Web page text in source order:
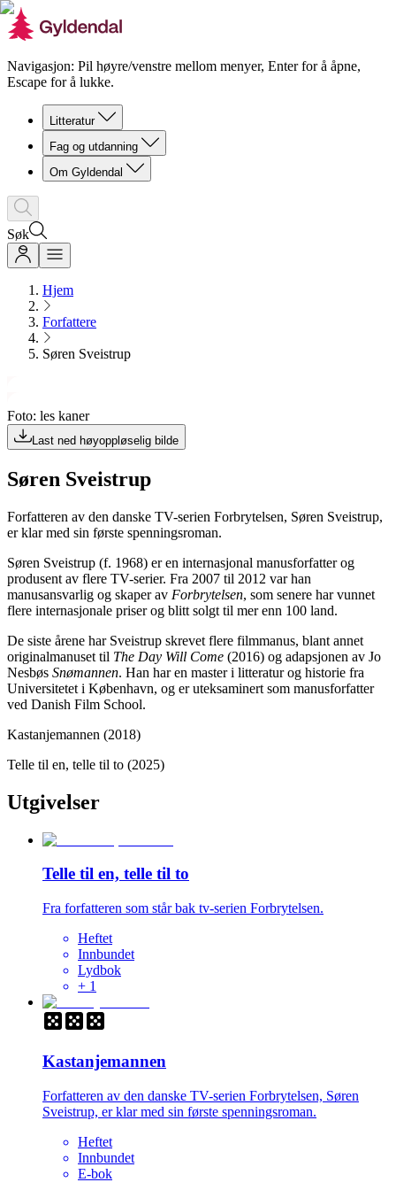
Navigasjon: Pil høyre/venstre mellom menyer, Enter for å åpne,
Escape for å lukke.
Litteratur
Fag og utdanning
Om Gyldendal
Søk
Hjem
Forfattere
Søren Sveistrup
Foto: les kaner
Last ned høyoppløselig bilde
Søren Sveistrup
Forfatteren av den danske TV-serien Forbrytelsen, Søren Sveistrup,
er klar med sin første spenningsroman.
Søren Sveistrup (f. 1968) er en internasjonal manusforfatter og
produsent av flere TV-serier. Fra 2007 til 2012 var han
manusansvarlig og skaper av Forbrytelsen, som senere har vunnet
flere internasjonale priser og blitt solgt til mer enn 100 land.
De siste årene har Sveistrup skrevet flere filmmanus, blant annet
originalmanuset til The Day Will Come (2016) og adapsjonen av Jo
Nesbøs Snømannen. Han har en master i litteratur og historie fra
Universitetet i København, og er uteksaminert som manusforfatter
ved Danish Film School.
Kastanjemannen (2018)
Telle til en, telle til to (2025)
Utgivelser
Telle til en, telle til to
Fra forfatteren som står bak tv-serien Forbrytelsen.
Heftet
Innbundet
Lydbok
+ 1
Kastanjemannen
Forfatteren av den danske TV-serien Forbrytelsen, Søren
Sveistrup, er klar med sin første spenningsroman.
Heftet
Innbundet
E-bok